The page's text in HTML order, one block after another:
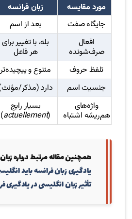
مورد مقایسه زبان فرانسه
جایگاه صفت
بعد از اسم
افعال
صرف‌شونده
بله، با تغییر برای
هر فاعل
تلفظ حروف
متنوع و پیچیده‌تر
جنسیت اسم
دارد (مذکر/
واژه‌های
هم‌ریشه اشتباه
بسیار رایج
(
actuellement
)
همچنین مقاله مرتبط درباره
یادگیری زبان فرانسه باید
تأثیر زبان انگلیسی در یادگیری